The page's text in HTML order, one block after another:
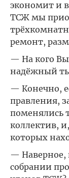
экономит и
ТСЖ мы
ремонт,
— На кого Вы
надёжный
— Конечно,
правления,
поменялись
коллектив,
которых
— Наверное,
собрании